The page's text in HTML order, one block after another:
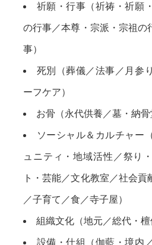
祈願・行事（祈祷・祈願
の行事／本尊・宗派・宗祖の
事）
死別（葬儀／法事／月参
ーフケア）
お骨（永代供養／墓・納骨
ソーシャル＆カルチャー
ュニティ・地域活性／祭り
ト・芸能／文化教室／社会
／子育て／食／寺子屋）
組織文化（地元／総代・檀
設備・仕組（伽藍・境内